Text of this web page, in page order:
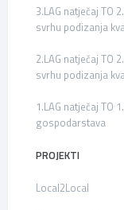
3.LAG natječaj TO
svrhu podizanja
2.LAG natječaj TO
svrhu podizanja
1.LAG natječaj TO
gospodarstava
PROJEKTI
Local2Local